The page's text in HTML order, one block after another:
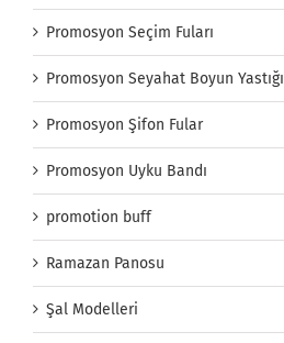
Promosyon Seçim Fuları
Promosyon Seyahat Boyun Yastığı
Promosyon Şifon Fular
Promosyon Uyku Bandı
promotion buff
Ramazan Panosu
Şal Modelleri